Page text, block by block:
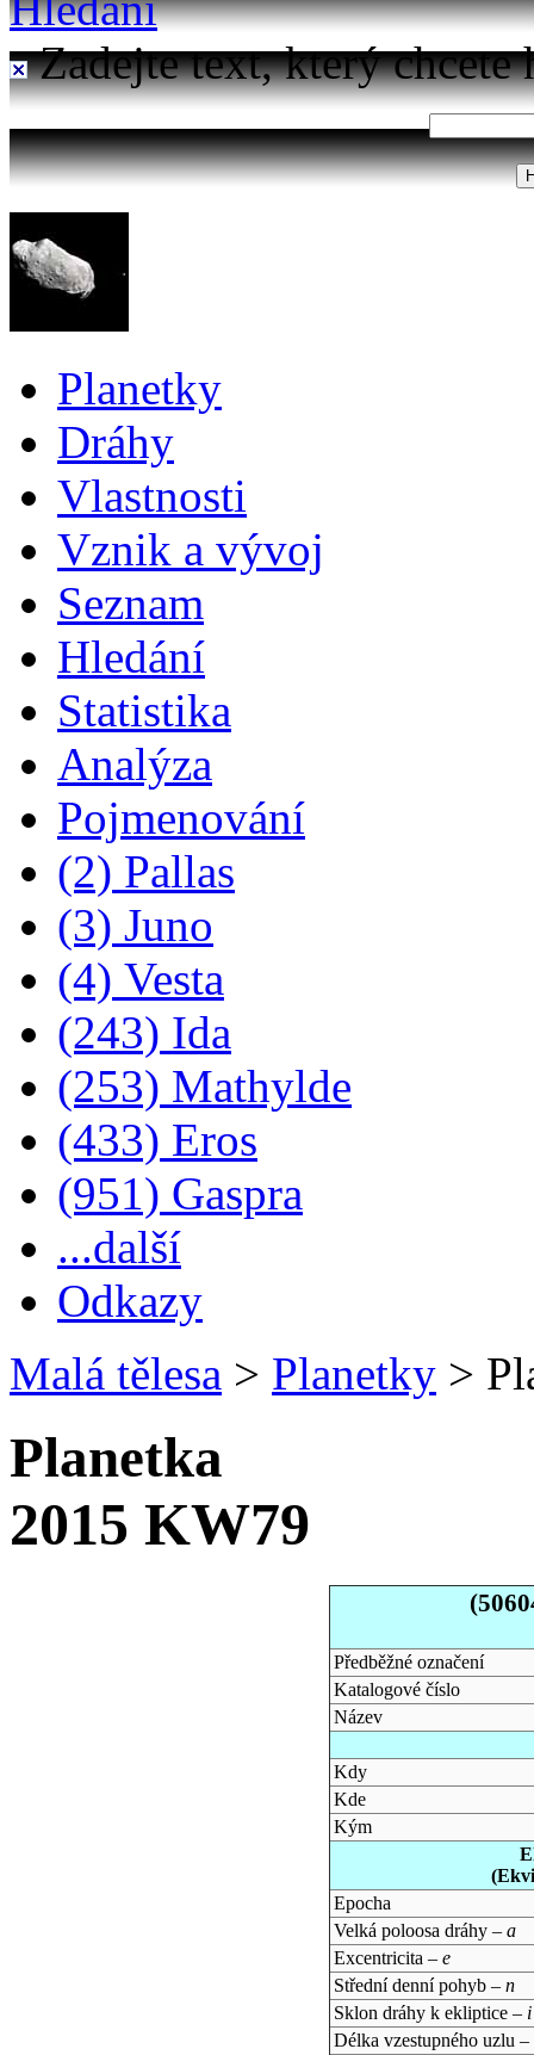
Zadejte text, který chcete
Planetky
Dráhy
Vlastnosti
Vznik a vývoj
Seznam
Hledání
Statistika
Analýza
Pojmenování
(2) Pallas
(3) Juno
(4) Vesta
(243) Ida
(253) Mathylde
(433) Eros
(951) Gaspra
...další
Odkazy
Malá tělesa > Planetky >
Planetka
2015 KW79
Předběžné označení
Katalogové číslo
Název
Kdy
Kde
Kým
Epocha
Velká poloosa dráhy – a
Excentricita – e
Střední denní pohyb – n
Sklon dráhy k ekliptice – i
Délka vzestupného uzlu –